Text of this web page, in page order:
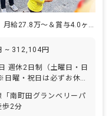
【駅チカ2分/家賃補助あり】月給27.8万〜＆賞与4.0ヶ月の好待遇★
~ 312,104円
曜・祝日は必ずお休み
間休日121日
】 リフレッシュ
「南町田グランベリーパ
歩2分